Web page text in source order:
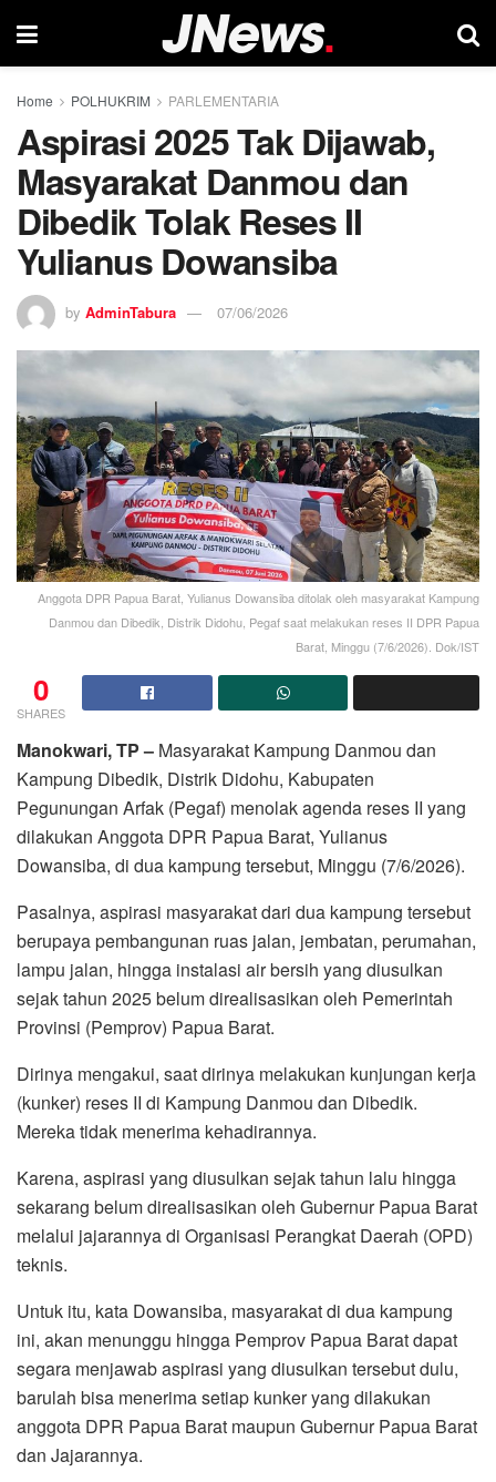
Home POLHUKRIM PARLEMENTARIA
Aspirasi 2025 Tak Dijawab,
Masyarakat Danmou dan
Dibedik Tolak Reses II
Yulianus Dowansiba
by AdminTabura 07/06/2026
Anggota DPR Papua Barat, Yulianus Dowansiba ditolak oleh masyarakat Kampung
Danmou dan Dibedik, Distrik Didohu, Pegaf saat melakukan reses II DPR Papua
Barat, Minggu (7/6/2026). Dok/IST
0
SHARES
Manokwari, TP – Masyarakat Kampung Danmou dan
Kampung Dibedik, Distrik Didohu, Kabupaten
Pegunungan Arfak (Pegaf) menolak agenda reses II yang
dilakukan Anggota DPR Papua Barat, Yulianus
Dowansiba, di dua kampung tersebut, Minggu (7/6/2026).
Pasalnya, aspirasi masyarakat dari dua kampung tersebut
berupaya pembangunan ruas jalan, jembatan, perumahan,
lampu jalan, hingga instalasi air bersih yang diusulkan
sejak tahun 2025 belum direalisasikan oleh Pemerintah
Provinsi (Pemprov) Papua Barat.
Dirinya mengakui, saat dirinya melakukan kunjungan kerja
(kunker) reses II di Kampung Danmou dan Dibedik.
Mereka tidak menerima kehadirannya.
Karena, aspirasi yang diusulkan sejak tahun lalu hingga
sekarang belum direalisasikan oleh Gubernur Papua Barat
melalui jajarannya di Organisasi Perangkat Daerah (OPD)
teknis.
Untuk itu, kata Dowansiba, masyarakat di dua kampung
ini, akan menunggu hingga Pemprov Papua Barat dapat
segara menjawab aspirasi yang diusulkan tersebut dulu,
barulah bisa menerima setiap kunker yang dilakukan
anggota DPR Papua Barat maupun Gubernur Papua Barat
dan Jajarannya.